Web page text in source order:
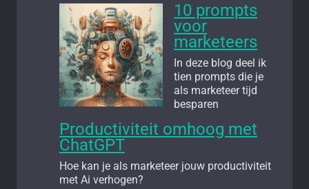
10 prompts
voor
marketeers
In deze blog deel ik
tien prompts die je
als marketeer tijd
besparen
Productiviteit omhoog met
ChatGPT
Hoe kan je als marketeer jouw productiviteit
met Ai verhogen?